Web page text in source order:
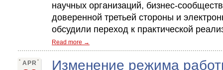
научных организаций, бизнес-
доверенной третьей стороны и
обсудили переход к практической
Read more →
APR
Изменение режима